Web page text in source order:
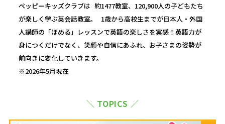
ペッピーキッズクラブは 約1477教室、120,900人の子どもたち
が楽しく学ぶ英会話教室。 1歳から高校生までが日本人・外国
人講師の「ほめる」レッスンで英語の楽しさを実感！英語力が
身につくだけでなく、笑顔や自信にあふれ、お子さまの姿勢が
前向きに変化していきます。
※2026年5月現在
＼ TOPICS ／